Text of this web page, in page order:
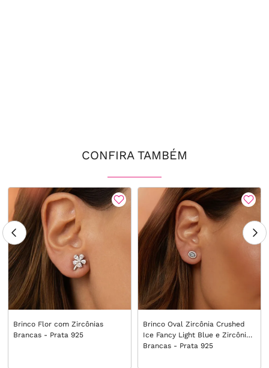
CONFIRA TAMBÉM
Brinco Flor com Zircônias
Brancas - Prata 925
Brinco Oval Zircônia Crushed
Ice Fancy Light Blue e Zircônias
Brancas - Prata 925